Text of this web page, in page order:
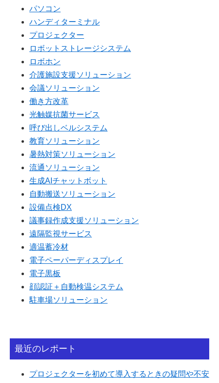
パソコン
ハンディターミナル
プロジェクター
ロボットストレージシステム
ロボホン
介護施設支援ソリューション
会議ソリューション
働き方改革
光触媒抗菌サービス
呼び出しベルシステム
教育ソリューション
暑熱対策ソリューション
流通ソリューション
生成AIチャットボット
自動搬送ソリューション
設備点検DX
議事録作成支援ソリューション
遠隔監視サービス
適温蓄冷材
電子ペーパーディスプレイ
電子黒板
顔認証＋自動検温システム
駐車場ソリューション
最近のレポート
プロジェクターを初めて導入するときの疑問や不安